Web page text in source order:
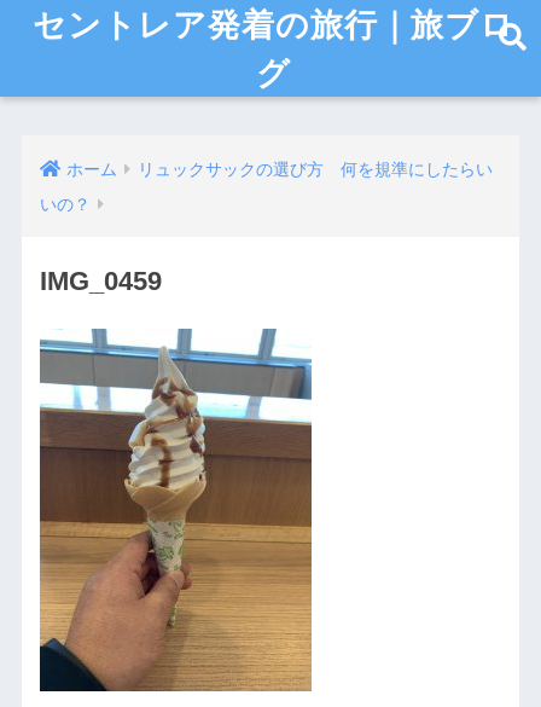
セントレア発着の旅行｜旅ブロ
グ
ホーム
リュックサックの選び方 何を規準にしたらい
いの？
IMG_0459